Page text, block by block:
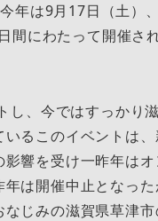
年は9月17日（土）
間にわたって開催され
し、今ではすっかり
るこのイベントは
響を受け一昨年は
年は開催中止となっ
じみの滋賀県草津